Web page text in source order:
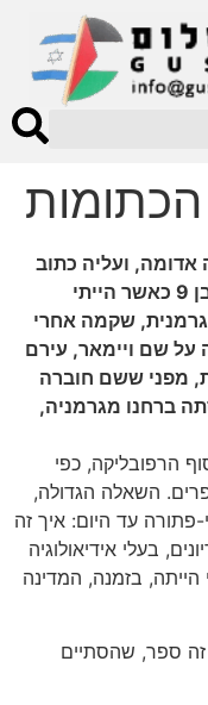
ועליה כתוב
באותיות גותיות גדולות: ויימאר.הייתי בן 9 כאשר הייתי
שקמה אחרי
שם ויימאר, עירם
מפני ששם חוברה
ברחנו מגרמניה,
הרפובליקה, כפי
השאלה הגדולה,
עד היום: איך זה
בעלי אידיאולוגיה
בזמנה, המדינה
כתבתי על זה ספר, שהסתיים